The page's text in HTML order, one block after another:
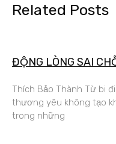
Related Posts
ĐỘNG LÒNG SAI
Thích Bảo Thành Từ bi
thương yêu không tạo
trong những